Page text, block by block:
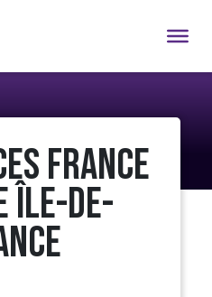
France
Île-de-